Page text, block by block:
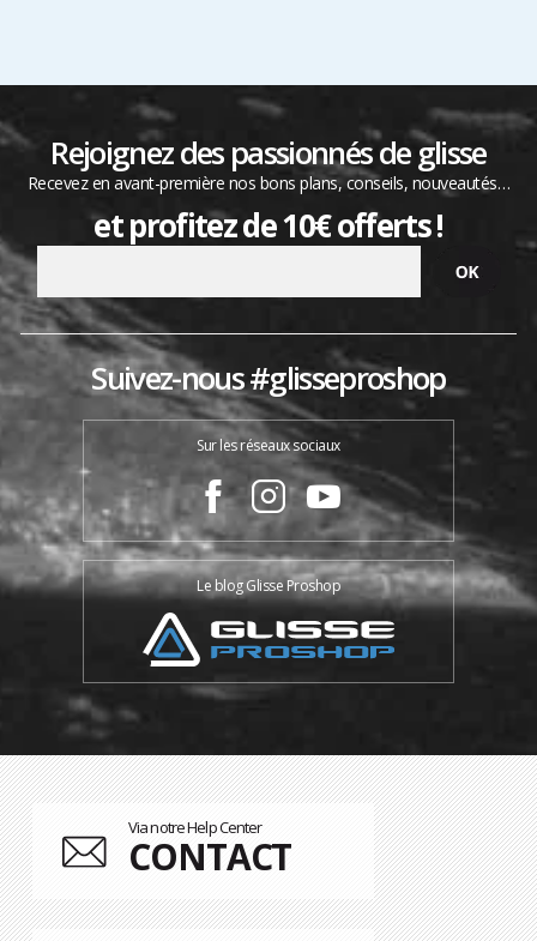
Rejoignez des passionnés de glisse
Recevez en avant-première nos bons plans, conseils, nouveautés…
et profitez de 10€ offerts !
Suivez-nous #glisseproshop
Sur les réseaux sociaux
Le blog Glisse Proshop
Via notre Help Center
CONTACT